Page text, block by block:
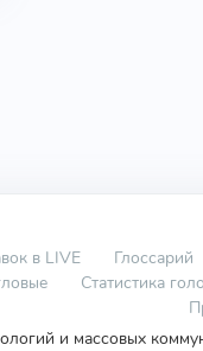
в LIVE Глоссарий
Статистика
и массовых